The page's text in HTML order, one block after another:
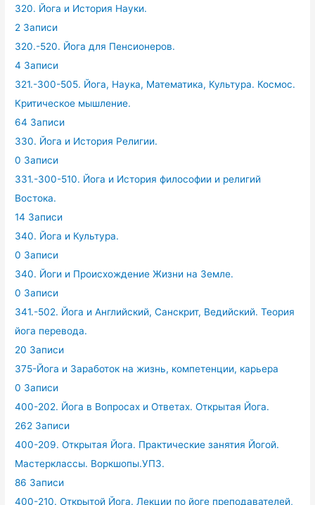
320. Йога и История Науки.
2 Записи
320.-520. Йога для Пенсионеров.
4 Записи
321.-300-505. Йога, Наука, Математика, Культура. Космос.
Критическое мышление.
64 Записи
330. Йога и История Религии.
0 Записи
331.-300-510. Йога и История философии и религий
Востока.
14 Записи
340. Йога и Культура.
0 Записи
340. Йоги и Происхождение Жизни на Земле.
0 Записи
341.-502. Йога и Английский, Санскрит, Ведийский. Теория
йога перевода.
20 Записи
375-Йога и Заработок на жизнь, компетенции, карьера
0 Записи
400-202. Йога в Вопросах и Ответах. Открытая Йога.
262 Записи
400-209. Открытая Йога. Практические занятия Йогой.
Мастерклассы. Воркшопы.УПЗ.
86 Записи
400-210. Открытой Йога. Лекции по йоге преподавателей,